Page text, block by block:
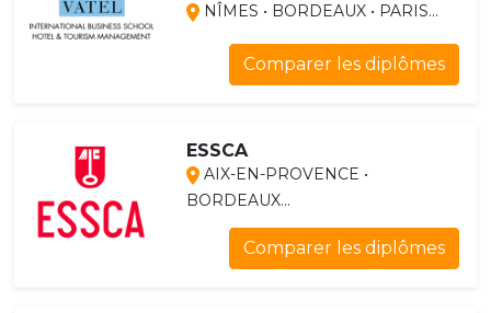
NÎMES • BORDEAUX • PARIS...
Comparer les diplômes
ESSCA
AIX-EN-PROVENCE •
BORDEAUX...
Comparer les diplômes